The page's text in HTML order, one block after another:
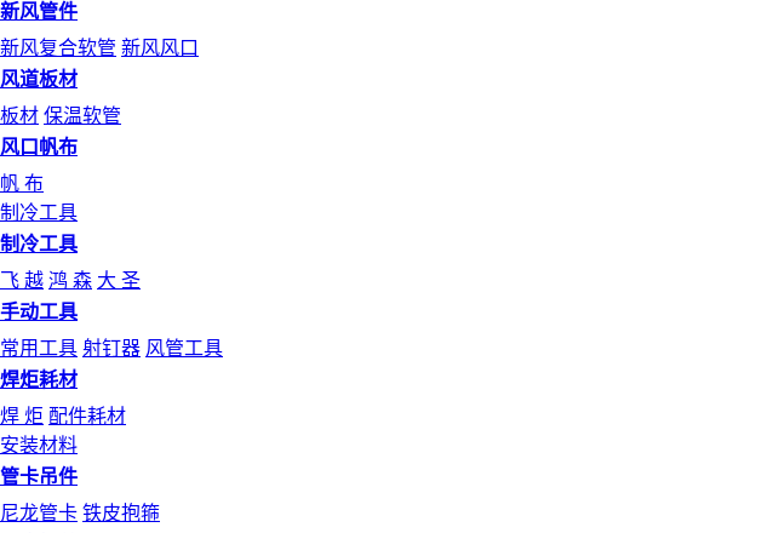
新风管件
新风复合软管 新风风口
风道板材
板材 保温软管
风口帆布
帆 布
制冷工具
制冷工具
飞 越 鸿 森 大 圣
手动工具
常用工具 射钉器 风管工具
焊炬耗材
焊 炬 配件耗材
安装材料
管卡吊件
尼龙管卡 铁皮抱箍